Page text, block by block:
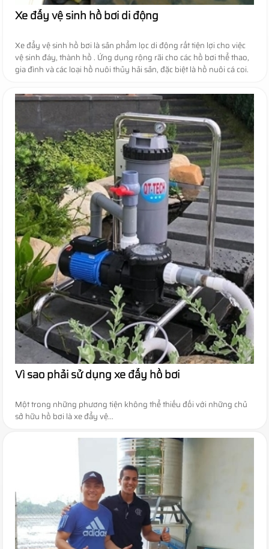
Xe đẩy vệ sinh hồ bơi di động
Xe đẩy vệ sinh hồ bơi là sản phẩm lọc di động rất tiện lợi cho việc
vệ sinh đáy, thành hồ . Ứng dụng rộng rãi cho các hồ bơi thể thao,
gia đình và các loại hồ nuôi thủy hải sản, đặc biệt là hồ nuôi cá coi.
Vì sao phải sử dụng xe đẩy hồ bơi
Một trong những phương tiện không thể thiếu đối với những chủ
sở hữu hồ bơi là xe đẩy vệ...